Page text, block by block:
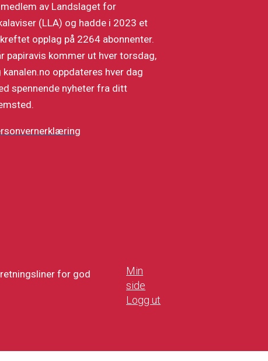
av Landslaget for
(LLA) og hadde i 2023 et
opplag på 2264 abonnenter.
papiravis kommer ut hver torsdag,
kanalen.no oppdateres hver dag
spennende nyheter fra ditt
for god
Min
side
Logg ut